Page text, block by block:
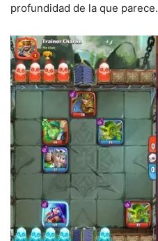
profundidad de la que parece.